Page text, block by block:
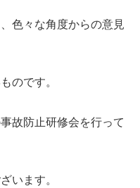
色々な角度からの意見
のです。
故防止研修会を行って
います。